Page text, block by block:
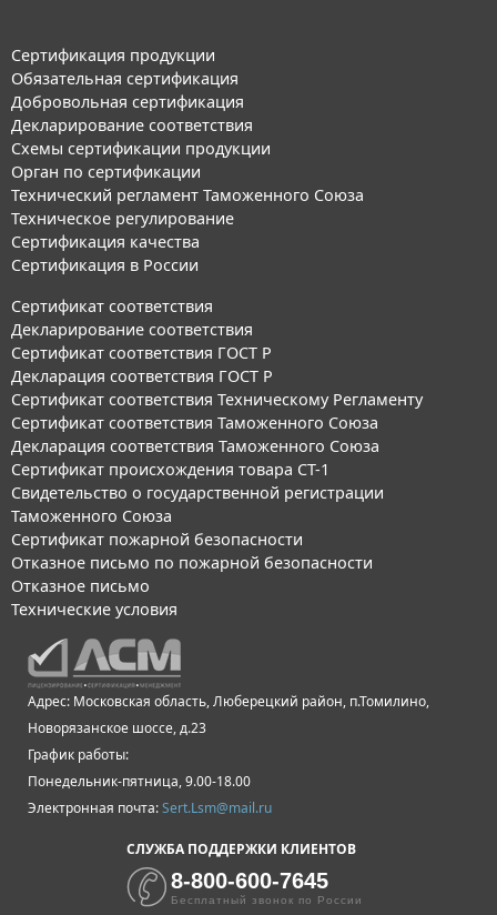
Сертификация продукции
Обязательная сертификация
Добровольная сертификация
Декларирование соответствия
Схемы сертификации продукции
Орган по сертификации
Технический регламент Таможенного Союза
Техническое регулирование
Сертификация качества
Сертификация в России
Сертификат соответствия
Декларирование соответствия
Сертификат соответствия ГОСТ Р
Декларация соответствия ГОСТ Р
Сертификат соответствия Техническому Регламенту
Сертификат соответствия Таможенного Союза
Декларация соответствия Таможенного Союза
Сертификат происхождения товара СТ-1
Свидетельство о государственной регистрации
Таможенного Союза
Сертификат пожарной безопасности
Отказное письмо по пожарной безопасности
Отказное письмо
Технические условия
Адрес: Московская область, Люберецкий район, п.Томилино,
Новорязанское шоссе, д.23
График работы:
Понедельник-пятница, 9.00-18.00
Электронная почта:Sert.Lsm@mail.ru
СЛУЖБА ПОДДЕРЖКИ КЛИЕНТОВ
8-800-600-7645
Бесплатный звонок по России